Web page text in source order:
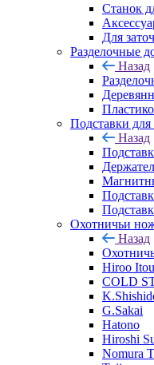
Станок
Для
Разделочные
Назад
Подставки
Назад
Охотничьи
Назад
Hiroo Itou
COLD
G.Sakai
Hatono
Hiroshi
Nomura